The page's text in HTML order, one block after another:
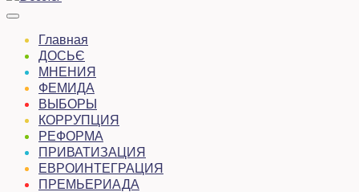
Главная
ДОСЬЄ
МНЕНИЯ
ФЕМИДА
ВЫБОРЫ
КОРРУПЦИЯ
РЕФОРМА
ПРИВАТИЗАЦИЯ
ЕВРОИНТЕГРАЦИЯ
ПРЕМЬЕРИАДА